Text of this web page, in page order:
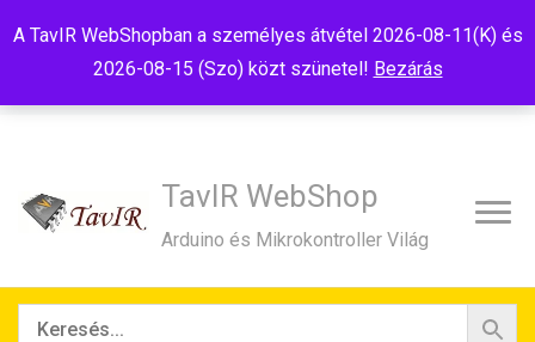
A TavIR WebShopban a személyes átvétel 2026-08-11(K) és
2026-08-15 (Szo) közt szünetel! Bezárás
TavIR WebShop
Arduino és Mikrokontroller Világ